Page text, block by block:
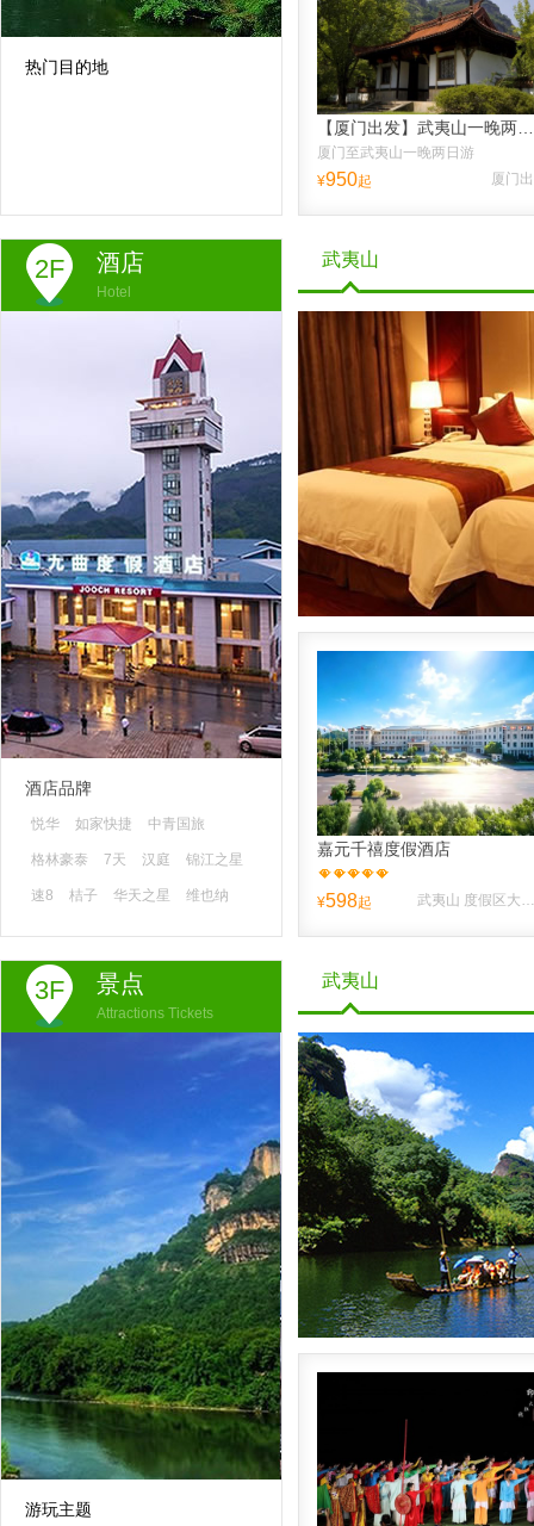
热门目的地
厦门至武夷山一晚两日游
¥950起 厦门
2F 酒店
Hotel
酒店品牌
悦华 如家快捷 中青国旅
格林豪泰 7天 汉庭 锦江之星
速8 桔子 华天之星 维也纳
武夷山
嘉元千禧度假酒店
¥598起 武夷山 度假区大王峰南路106号
3F 景点
Attractions Tickets
游玩主题
武夷山